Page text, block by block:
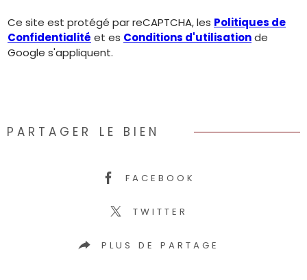
Ce site est protégé par reCAPTCHA, les Politiques de
Confidentialité et es Conditions d'utilisationde
Google s'appliquent.
PARTAGER LE BIEN
FACEBOOK
TWITTER
PLUS DE PARTAGE